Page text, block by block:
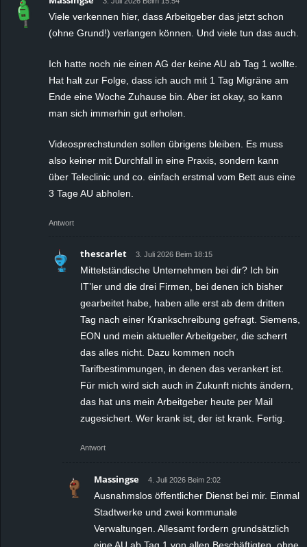
Viele verkennen hier, dass Arbeitgeber das jetzt schon
(ohne Grund!) verlangen können. Und viele tun das auch.
Ich hatte noch nie einen AG der keine AU ab Tag 1 wollte.
Hat halt zur Folge, dass ich auch mit 1 Tag Migräne am
Ende eine Woche Zuhause bin. Aber ist okay, so kann
man sich immerhin gut erholen.
Videosprechstunden sollen übrigens bleiben. Es muss
also keiner mit Durchfall in eine Praxis, sondern kann
über Teleclinic und co. einfach erstmal vom Bett aus eine
3 Tage AU abholen.
Antwort
thescarlet 3. Juli 2026 Beim 18:15
Mittelständische Unternehmen bei dir? Ich bin
IT’ler und die drei Firmen, bei denen ich bisher
gearbeitet habe, haben alle erst ab dem dritten
Tag nach einer Krankschreibung gefragt. Siemens,
EON und mein aktueller Arbeitgeber, die scherrt
das alles nicht. Dazu kommen noch
Tarifbestimmungen, in denen das verankert ist.
Für mich wird sich auch in Zukunft nichts ändern,
das hat uns mein Arbeitgeber heute per Mail
zugesichert. Wer krank ist, der ist krank. Fertig.
Antwort
Massingse 4. Juli 2026 Beim 2:02
Ausnahmslos öffentlicher Dienst bei mir. Einmal
Stadtwerke und zwei kommunale
Verwaltungen. Allesamt fordern grundsätzlich